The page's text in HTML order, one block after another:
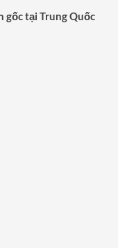
gốc tại Trung Quốc